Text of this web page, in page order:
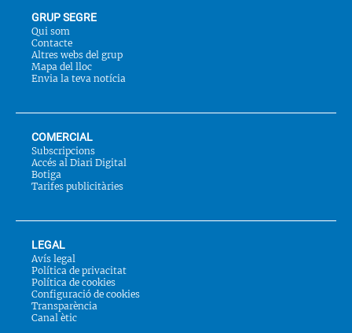
GRUP SEGRE
Qui som
Contacte
Altres webs del grup
Mapa del lloc
Envia la teva notícia
COMERCIAL
Subscripcions
Accés al Diari Digital
Botiga
Tarifes publicitàries
LEGAL
Avís legal
Política de privacitat
Política de cookies
Configuració de cookies
Transparència
Canal ètic